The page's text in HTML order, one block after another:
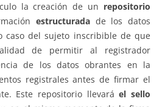
la creación de un repositorio
estructurada de los datos
caso del sujeto inscribible de que
de permitir al registrador
de los datos obrantes en la
registrales antes de firmar el
Este repositorio llevaráel sello